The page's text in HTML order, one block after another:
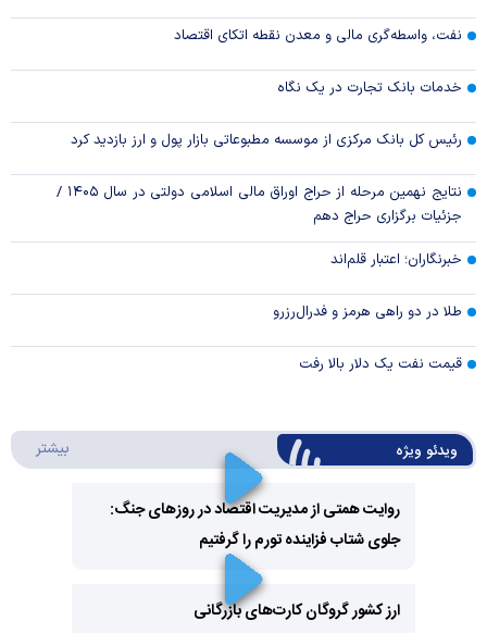
نفت، واسطه‌گری مالی و معدن نقطه اتکای اقتصاد
خدمات بانک تجارت در یک نگاه
رئیس کل بانک مرکزی از موسسه مطبوعاتی بازار پول و ارز بازدید کرد
نتایج نهمین مرحله از حراج اوراق مالی اسلامی دولتی در سال ۱۴۰۵ /
جزئیات برگزاری حراج دهم
خبرنگاران؛ اعتبار قلم‌اند
طلا در دو راهی هرمز و فدرال‌رزرو
قیمت نفت یک دلار بالا رفت
ویدئو ویژه بیشتر
Play
Video
روایت همتی از مدیریت اقتصاد در روزهای جنگ:
جلوی شتاب فزاینده تورم را گرفتیم
ارز کشور گروگان کارت‌های بازرگانی